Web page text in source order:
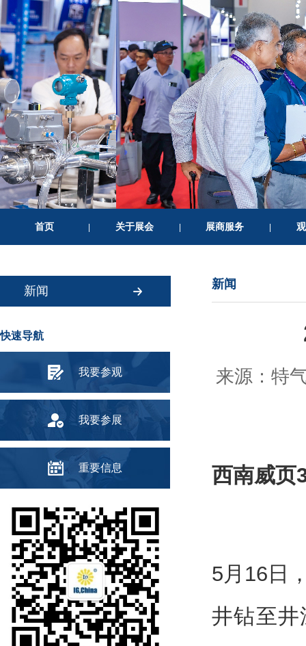
首页 | 关于展会 | 展商服务 |
新闻
快速导航
我要参观
我要参展
重要信息
新闻
来源：特
西南威页
5月16日
井钻至井